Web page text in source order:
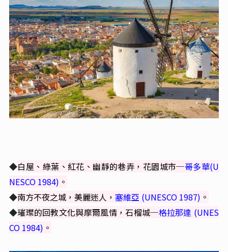
◆白屋、綠葉、紅花、幽靜的巷弄，花園城市─哥多華(U
NESCO 1984) 。
◆南方不夜之城，美麗迷人， 塞維亞 (UNESCO 1987) 。
◆璀璨的回教文化與摩爾風情，石榴城─格拉那達 (UNES
CO 1984) 。